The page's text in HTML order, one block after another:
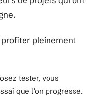
pleinement
tester, vous
que l’on progresse.